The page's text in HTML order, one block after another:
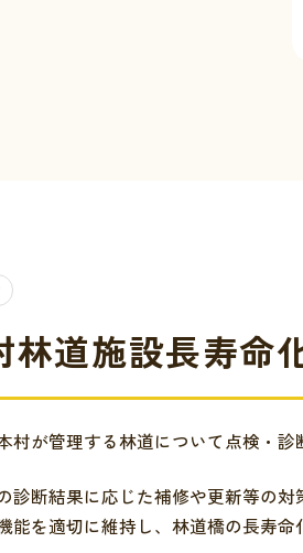
いて
報
ント
せ
覧
林道施設長寿命
村が管理する林道について点検・
診断結果に応じた補修や更新等の
能を適切に維持し、林道橋の長寿命